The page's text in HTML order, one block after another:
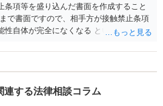
条項等を盛り込んだ書面を作成すること
で書面ですので、相手方が接触禁止条項
性自体が完全になくなる という訳ではあ
前に、一度警察に相談した方がよいかと
連する法律相談コラム